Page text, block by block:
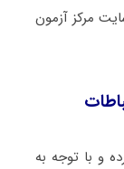
مرکز آزمون
۱۴۰۵ شرکت کرده و با توجه به